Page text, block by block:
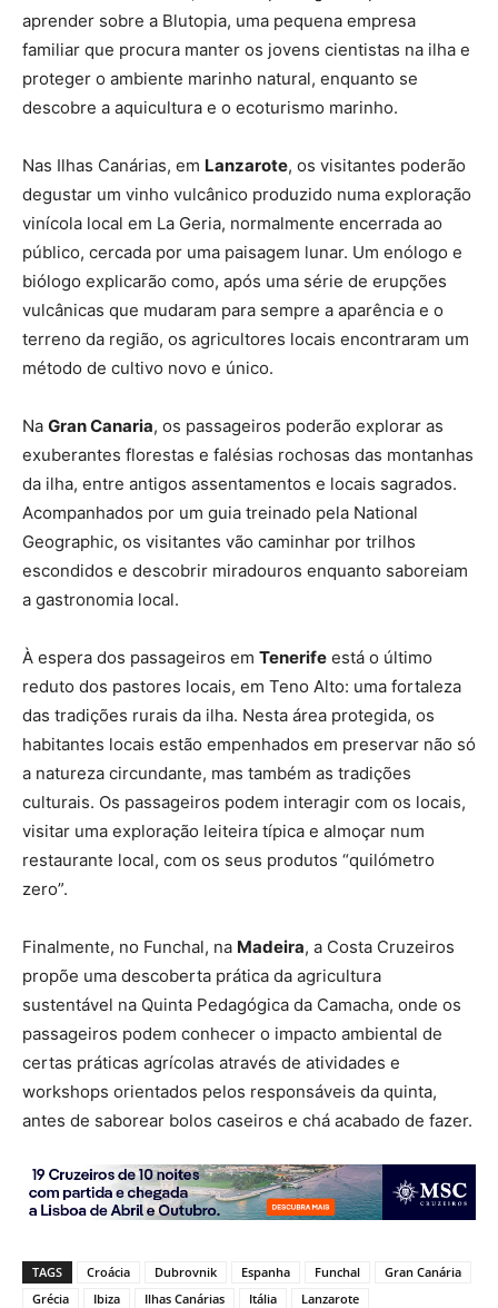
aprender sobre a Blutopia, uma pequena empresa
familiar que procura manter os jovens cientistas na ilha e
proteger o ambiente marinho natural, enquanto se
descobre a aquicultura e o ecoturismo marinho.
Nas Ilhas Canárias, em Lanzarote, os visitantes poderão
degustar um vinho vulcânico produzido numa exploração
vinícola local em La Geria, normalmente encerrada ao
público, cercada por uma paisagem lunar. Um enólogo e
biólogo explicarão como, após uma série de erupções
vulcânicas que mudaram para sempre a aparência e o
terreno da região, os agricultores locais encontraram um
método de cultivo novo e único.
Na Gran Canaria, os passageiros poderão explorar as
exuberantes florestas e falésias rochosas das montanhas
da ilha, entre antigos assentamentos e locais sagrados.
Acompanhados por um guia treinado pela National
Geographic, os visitantes vão caminhar por trilhos
escondidos e descobrir miradouros enquanto saboreiam
a gastronomia local.
À espera dos passageiros em Tenerife está o último
reduto dos pastores locais, em Teno Alto: uma fortaleza
das tradições rurais da ilha. Nesta área protegida, os
habitantes locais estão empenhados em preservar não só
a natureza circundante, mas também as tradições
culturais. Os passageiros podem interagir com os locais,
visitar uma exploração leiteira típica e almoçar num
restaurante local, com os seus produtos “quilómetro
zero”.
Finalmente, no Funchal, na Madeira, a Costa Cruzeiros
propõe uma descoberta prática da agricultura
sustentável na Quinta Pedagógica da Camacha, onde os
passageiros podem conhecer o impacto ambiental de
certas práticas agrícolas através de atividades e
workshops orientados pelos responsáveis da quinta,
antes de saborear bolos caseiros e chá acabado de fazer.
TAGS Croácia Dubrovnik Espanha Funchal
Gran Canária
Grécia
Ibiza Ilhas Canárias Itália
Lanzarote